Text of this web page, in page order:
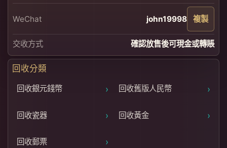
WeChat john19998 複製
交收方式 確認放售後可現金或轉賬
回收分類
回收銀元錢幣 › 回收舊版人民幣 ›
回收瓷器 › 回收黃金 ›
回收郵票 ›